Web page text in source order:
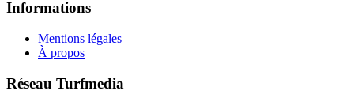
Informations
Mentions légales
À propos
Réseau Turfmedia